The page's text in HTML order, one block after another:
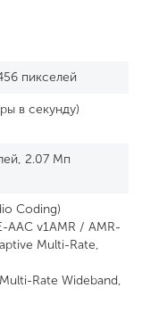
пикселей
в секунду)
2.07 Мп
Coding)
AAC v1AMR / AMR-
Multi-Rate,
Rate Wideband,